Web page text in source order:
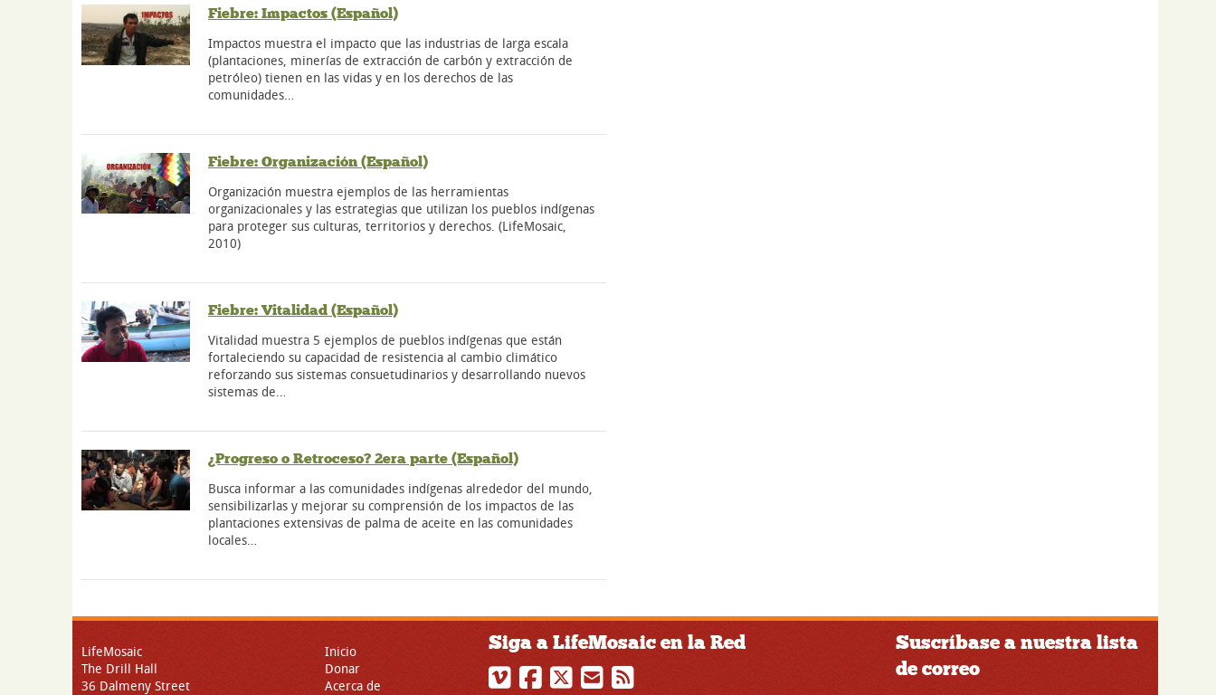
Fiebre: Impactos (Español)
Impactos muestra el impacto que las industrias de larga escala
(plantaciones, minerías de extracción de carbón y extracción de
petróleo) tienen en las vidas y en los derechos de las
comunidades…
Fiebre: Organización (Español)
Organización muestra ejemplos de las herramientas
organizacionales y las estrategias que utilizan los pueblos indígenas
para proteger sus culturas, territorios y derechos. (LifeMosaic,
2010)
Fiebre: Vitalidad (Español)
Vitalidad muestra 5 ejemplos de pueblos indígenas que están
fortaleciendo su capacidad de resistencia al cambio climático
reforzando sus sistemas consuetudinarios y desarrollando nuevos
sistemas de…
¿Progreso o Retroceso? 2era parte (Español)
Busca informar a las comunidades indígenas alrededor del mundo,
sensibilizarlas y mejorar su comprensión de los impactos de las
plantaciones extensivas de palma de aceite en las comunidades
locales…
LifeMosaic
The Drill Hall
36 Dalmeny Street
Inicio
Donar
Acerca de
Siga a LifeMosaic en la Red
Suscríbase a nuestra lista
de correo